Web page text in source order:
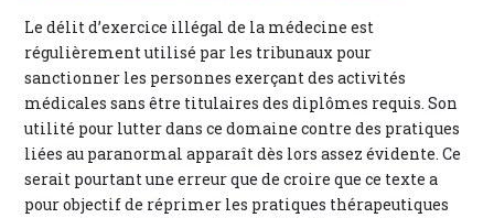
Le délit d’exercice illégal de la médecine est
régulièrement utilisé par les tribunaux pour
sanctionner les personnes exerçant des activités
médicales sans être titulaires des diplômes requis. Son
utilité pour lutter dans ce domaine contre des pratiques
liées au paranormal apparaît dès lors assez évidente. Ce
serait pourtant une erreur que de croire que ce texte a
pour objectif de réprimer les pratiques thérapeutiques